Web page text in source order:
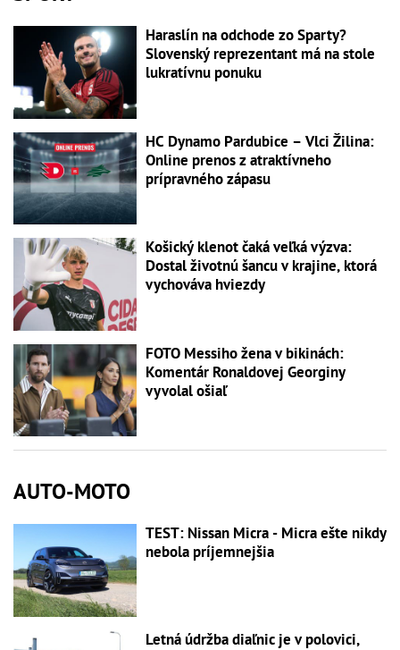
Haraslín na odchode zo Sparty?
Slovenský reprezentant má na stole
lukratívnu ponuku
HC Dynamo Pardubice – Vlci Žilina:
Online prenos z atraktívneho
prípravného zápasu
Košický klenot čaká veľká výzva:
Dostal životnú šancu v krajine, ktorá
vychováva hviezdy
FOTO Messiho žena v bikinách:
Komentár Ronaldovej Georginy
vyvolal ošiaľ
AUTO-MOTO
TEST: Nissan Micra - Micra ešte nikdy
nebola príjemnejšia
Letná údržba diaľnic je v polovici,